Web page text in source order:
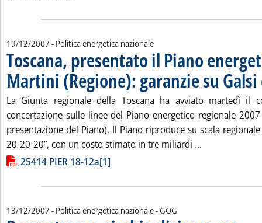
19/12/2007 - Politica energetica nazionale
Toscana, presentato il Piano
Martini (Regione): garanzie su Galsi
La Giunta regionale della Toscana ha avviato martedì il
concertazione sulle linee del Piano energetico regionale
presentazione del Piano). Il Piano riproduce su scala
20-20-20”, con un costo stimato in tre miliardi ...
Lista allegati PDF alla notizia
25414 PIER 18-12a[1]
13/12/2007 - Politica energetica nazionale -di:
GOG